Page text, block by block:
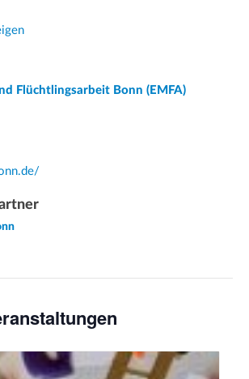
Flüchtlingsarbeit Bonn (EMFA)